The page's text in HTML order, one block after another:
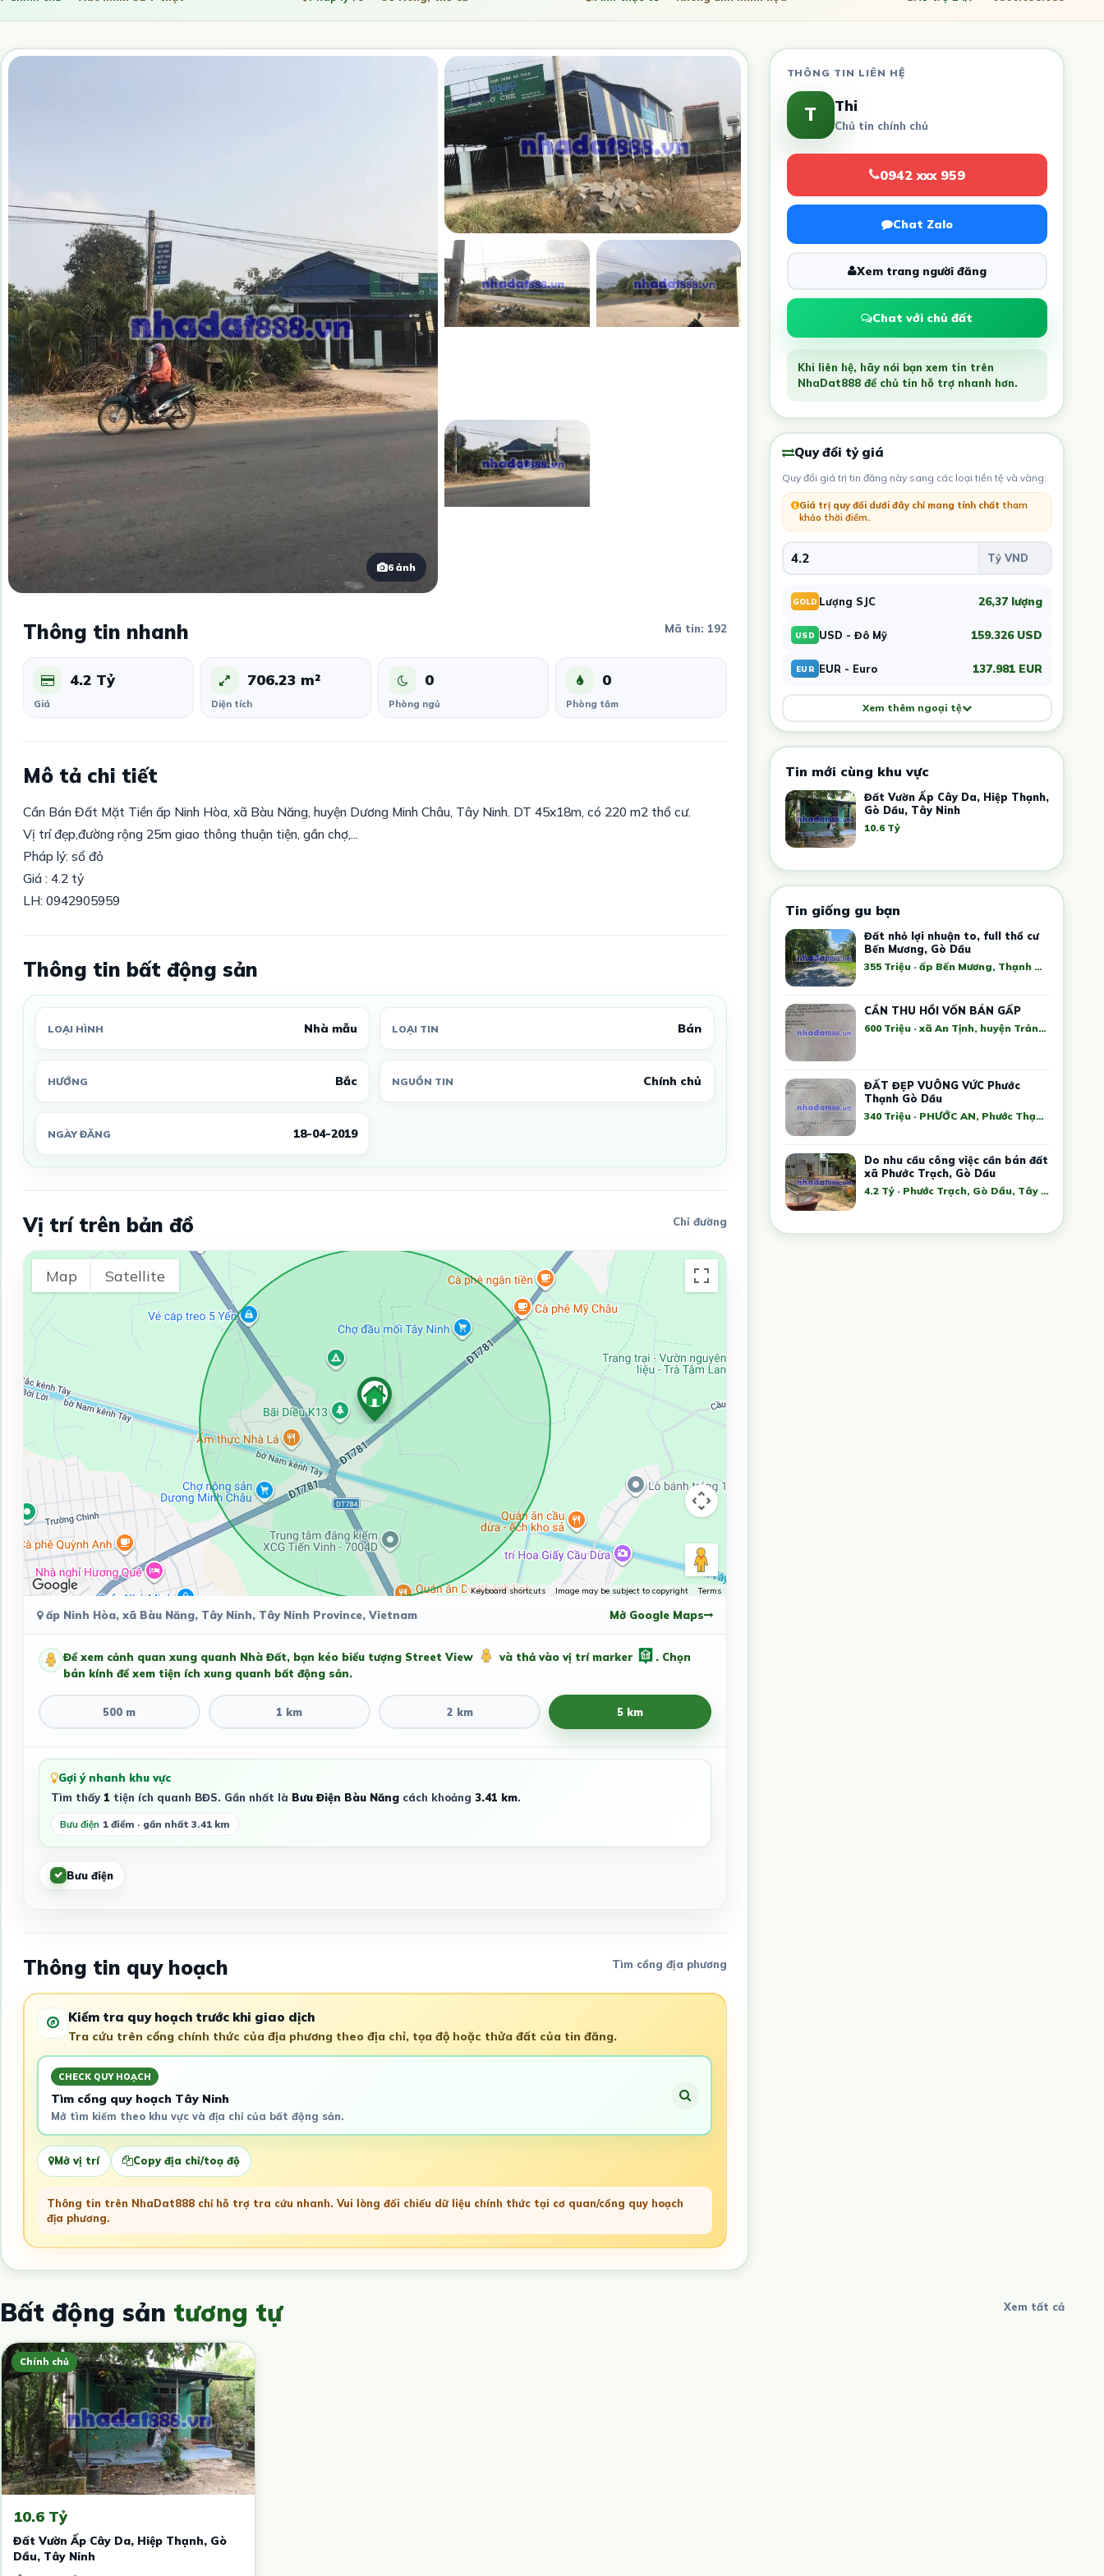
6 ảnh
Thông tin nhanh Mã tin: 192
4.2 Tỷ
Giá
706.23 m²
Diện tích
0
Phòng ngủ
0
Phòng tắm
Mô tả chi tiết
Cần Bán Đất Mặt Tiền ấp Ninh Hòa, xã Bàu Năng, huyện Dương Minh Châu, Tây Ninh. DT 45x18m, có 220 m2 thổ cư.
Vị trí đẹp,đường rộng 25m giao thông thuận tiện, gần chợ,...
Pháp lý: sổ đỏ
Giá : 4.2 tỷ
LH: 0942905959
Thông tin bất động sản
LOẠI HÌNH Nhà mẫu LOẠI TIN Bán
HƯỚNG Bắc NGUỒN TIN Chính chủ
NGÀY ĐĂNG 18-04-2019
Vị trí trên bản đồ Chỉ đường
Map Satellite
Keyboard shortcuts Image may be subject to copyright Terms
ấp Ninh Hòa, xã Bàu Năng, Tây Ninh, Tây Ninh Province, Vietnam Mở Google Maps
Để xem cảnh quan xung quanh Nhà Đất, bạn kéo biểu tượng Street View và thả vào vị trí marker
. Chọn
bán kính để xem tiện ích xung quanh bất động sản.
500 m 1 km 2 km 5 km
Gợi ý nhanh khu vực
Tìm thấy 1 tiện ích quanh BĐS. Gần nhất là Bưu Điện Bàu Năngcách khoảng 3.41 km.
Bưu điện 1 điểm · gần nhất 3.41 km
Bưu điện
Thông tin quy hoạch Tìm cổng địa phương
Kiểm tra quy hoạch trước khi giao dịch
Tra cứu trên cổng chính thức của địa phương theo địa chỉ, tọa độ hoặc thửa đất của tin đăng.
CHECK QUY HOẠCH
Tìm cổng quy hoạch Tây Ninh
Mở tìm kiếm theo khu vực và địa chỉ của bất động sản.
Mở vị trí Copy địa chỉ/toạ độ
Thông tin trên NhaDat888 chỉ hỗ trợ tra cứu nhanh. Vui lòng đối chiếu dữ liệu chính thức tại cơ quan/cổng quy hoạch
địa phương.
THÔNG TIN LIÊN HỆ
T Thi
Chủ tin chính chủ
0942 xxx 959
Chat Zalo
Xem trang người đăng
Chat với chủ đất
Khi liên hệ, hãy nói bạn xem tin trên
NhaDat888 để chủ tin hỗ trợ nhanh hơn.
Quy đổi tỷ giá
Quy đổi giá trị tin đăng này sang các loại tiền tệ và vàng:
Giá trị quy đổi dưới đây chỉ mang tính chất tham
khảo thời điểm.
GOLD Lượng SJC 26,37 lượng
USD USD - Đô Mỹ 159.326 USD
EUR EUR - Euro 137.981 EUR
Xem thêm ngoại tệ
Tin mới cùng khu vực
Đất Vườn Ấp Cây Da, Hiệp Thạnh,
Gò Dầu, Tây Ninh
10.6 Tỷ
Tin giống gu bạn
Đất nhỏ lợi nhuận to, full thổ cư
Bến Mương, Gò Dầu
355 Triệu · ấp Bến Mương, Thạnh Đức, Gò Dầu, Tây Ninh, Việt Nam
CẦN THU HỒI VỐN BÁN GẤP
600 Triệu · xã An Tịnh, huyện Trảng Bàng, Tây Ninh, Việt Nam
ĐẤT ĐẸP VUÔNG VỨC Phước
Thạnh Gò Dầu
340 Triệu · PHƯỚC AN, Phước Thạnh, Gò Dầu, Tây Ninh, Việt Nam
Do nhu cầu công việc cần bán đất
xã Phước Trạch, Gò Dầu
4.2 Tỷ · Phước Trạch, Gò Dầu, Tây Ninh, Việt Nam
Bất động sản tương tự Xem tất cả
Chính chủ
10.6 Tỷ
Đất Vườn Ấp Cây Da, Hiệp Thạnh, Gò
Dầu, Tây Ninh